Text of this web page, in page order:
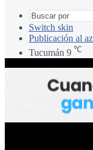
Switch skin
Publicación al
Tucumán 9 ℃